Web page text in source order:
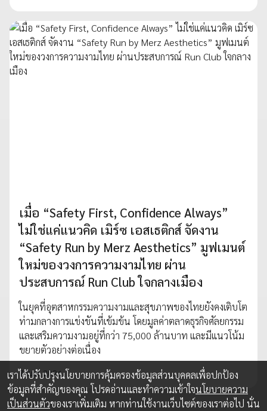
เมื่อ “Safety First, Confidence Always”
ไม่ใช่แค่แนวคิด เมิร์ซ เอสเธติกส์ จัดงาน
“Safety Run by Merz Aesthetics” มูฟเมนต์
ใหม่ของวงการความงามไทย ผ่าน
ประสบการณ์ Run Club ใจกลางเมือง
ในยุคที่อุตสาหกรรมความงามและสุขภาพของไทยยังคงเติบโต
ท่ามกลางการแข่งขันที่เข้มข้น โดยมูลค่าตลาดธุรกิจศัลยกรรม
และเสริมความงามอยู่ที่กว่า 75,000 ล้านบาท และมีแนวโน้ม
ขยายตัวอย่างต่อเนื่อง
7 เม.ย. 2026
เราได้ปรับปรุงนโยบายการคุ้มครองข้อมูลส่วนบุคคลเพื่อปกป้อง
ข้อมูลที่สำคัญของคุณ โปรดอ่านและทำความเข้าใจนโยบายความ
เป็นส่วนตัวของเราเพิ่มเติม หากท่านใช้งานเว็บไซต์ของเราต่อไป นั่น